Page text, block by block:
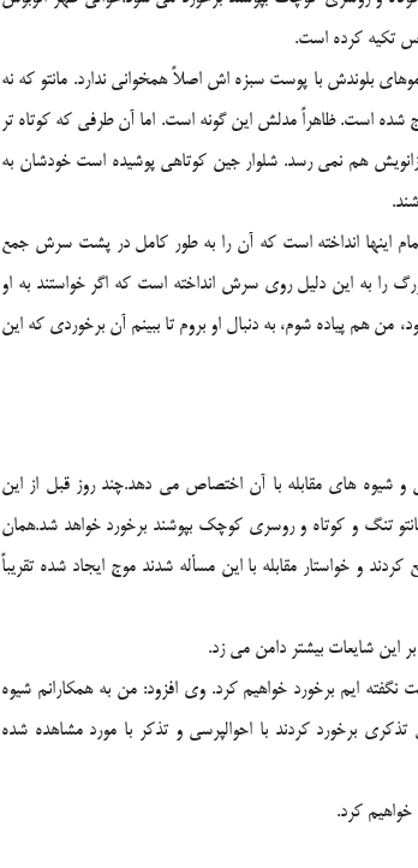
تكيه كرده است.
بلوندش با پوست سبزه اش اصلاً همخواني ندارد. مانتو كه نه
شده است. ظاهراً مدلش اين گونه است. اما آن طرفي كه كوتاه تر
هم نمي رسد. شلوار جين كوتاهي پوشيده است خودشان به
اينها انداخته است كه آن را به طور كامل در پشت سرش جمع
را به اين دليل روي سرش انداخته است كه اگر خواستند به او
هم پياده شوم، به دنبال او بروم تا ببينم آن برخوردي كه اين
و شيوه هاي مقابله با آن اختصاص مي دهد.چند روز قبل از اين
تنگ و كوتاه و روسري كوچك بپوشند برخورد خواهد شد.همان
و خواستار مقابله با اين مسأله شدند موج ايجاد شده تقريباً
اين شايعات بيشتر دامن مي زد.
ايم برخورد خواهيم كرد. وي افزود: من به همكارانم شيوه
برخورد كردند با احوالپرسي و تذكر با مورد مشاهده شده
كرد.